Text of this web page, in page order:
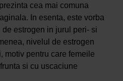
cea mai comuna
In esenta, este vorba
estrogen in jurul peri- si
nivelul de estrogen
motiv pentru care femeile
si cu uscaciune